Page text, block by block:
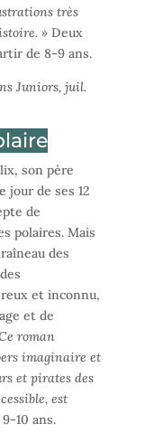
très
»Deux
de 8-9 ans.
Juniors, juil.
son père
jour de ses 12
de
polaires. Mais
des
et inconnu,
et de
roman
imaginaire et
et pirates des
est
10 ans.